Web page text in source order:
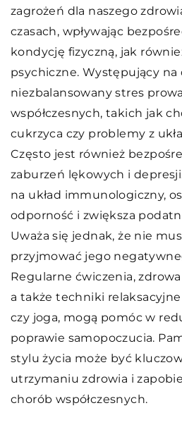
zagrożeń dla naszego
czasach, wpływając
kondycję fizyczną, jak
psychiczne. Występujący na
niezbalansowany stres
współczesnych, takich jak
cukrzyca czy problemy z
Często jest również
zaburzeń lękowych i
na układ immunologiczny,
odporność i zwiększa
Uważa się jednak, że nie
przyjmować jego
Regularne ćwiczenia,
a także techniki
czy joga, mogą pomóc w
poprawie samopoczucia.
stylu życia może być
utrzymaniu zdrowia i
chorób współczesnych.